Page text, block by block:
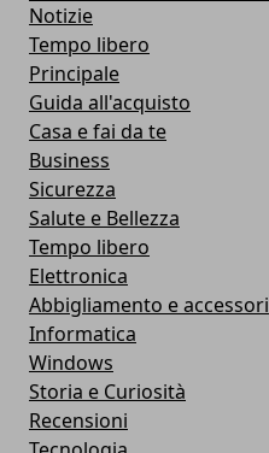
Notizie
Tempo libero
Principale
Guida all'acquisto
Casa e fai da te
Business
Sicurezza
Salute e Bellezza
Tempo libero
Elettronica
Abbigliamento e accessori
Informatica
Windows
Storia e Curiosità
Recensioni